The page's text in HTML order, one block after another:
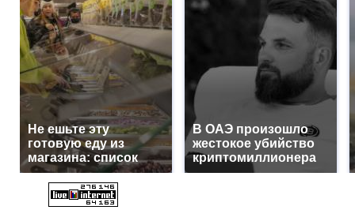
Не ешьте эту
готовую еду из
магазина: список
В ОАЭ произошло
жестокое убийство
криптомиллионера